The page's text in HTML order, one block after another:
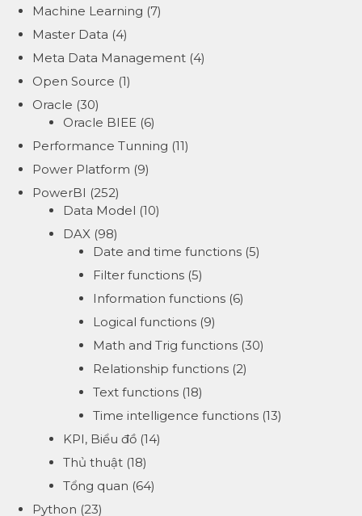
Machine Learning (7)
Master Data (4)
Meta Data Management (4)
Open Source (1)
Oracle (30)
Oracle BIEE(6)
Performance Tunning (11)
Power Platform (9)
PowerBI (252)
Data Model (10)
DAX(98)
Date and time functions (5)
Filter functions (5)
Information functions (6)
Logical functions (9)
Math and Trig functions (30)
Relationship functions (2)
Text functions (18)
Time intelligence functions (13)
KPI, Biểu đồ(14)
Thủ thuật(18)
Tổng quan (64)
Python (23)